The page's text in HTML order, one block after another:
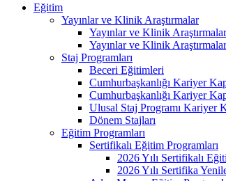
Eğitim
Yayınlar ve Klinik Araştırmalar
Yayınlar ve Klinik Araştırmalar
Yayınlar ve Klinik
Staj Programları
Beceri Eğitimleri
Cumhurbaşkanlığı Kariyer
Cumhurbaşkanlığı Kariyer
Ulusal Staj Programı Kariyer
Dönem Stajları
Eğitim Programları
Sertifikalı Eğitim Programları
2026 Yılı Sertifikalı
2026 Yılı Sertifika